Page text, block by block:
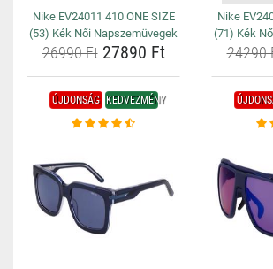
Nike EV24011 410 ONE SIZE
(53) Kék Női Napszemüvegek
26990 Ft27890 Ft
Nike
(71) Kék
24290
ÚJDONSÁG KEDVEZMÉNY